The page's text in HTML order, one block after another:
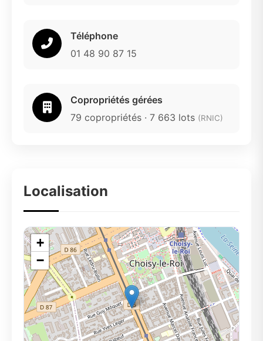
Téléphone
01 48 90 87 15
Copropriétés gérées
79 copropriétés · 7 663 lots (RNIC)
Localisation
+
−